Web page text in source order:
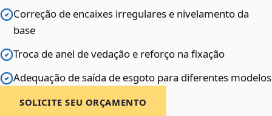
Correção de encaixes irregulares e nivelamento da
base
Troca de anel de vedação e reforço na fixação
Adequação de saída de esgoto para diferentes modelos
SOLICITE SEU ORÇAMENTO